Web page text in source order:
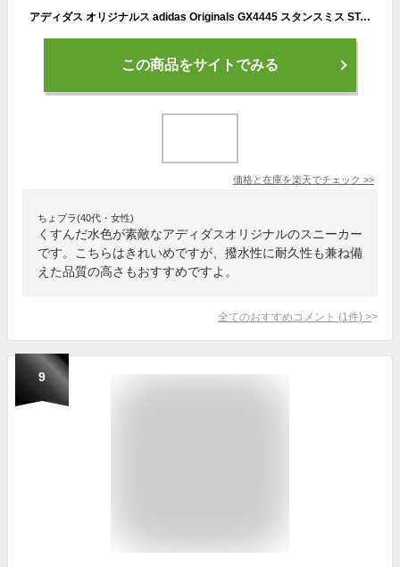
アディダス オリジナルス adidas Originals GX4445 スタンスミス STAN SMITH コーデュラ テニス シューズ スニーカー スポーツ メンズ レディース 復刻 撥水 耐久 靴 マジックグレー 国内正規 2022AW
この商品をサイトでみる
価格と在庫を楽天でチェック >>
ちょプラ(40代・女性)
くすんだ水色が素敵なアディダスオリジナルのスニーカー
です。こちらはきれいめですが、撥水性に耐久性も兼ね備
えた品質の高さもおすすめですよ。
全てのおすすめコメント (1 件) >
9